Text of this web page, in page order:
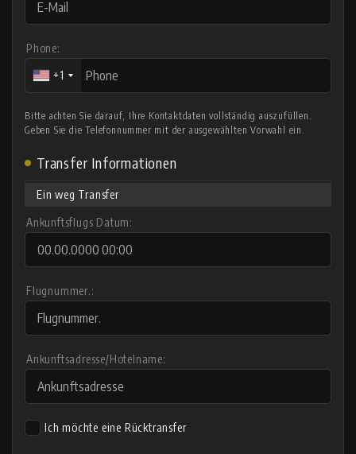
Phone:
+1
Bitte achten Sie darauf, Ihre Kontaktdaten vollständig auszufüllen.
Geben Sie die Telefonnummer mit der ausgewählten Vorwahl ein.
Transfer Informationen
Ein weg Transfer
Ankunftsflugs Datum:
Flugnummer.:
Ankunftsadresse/Hotelname:
Ich möchte eine Rücktransfer